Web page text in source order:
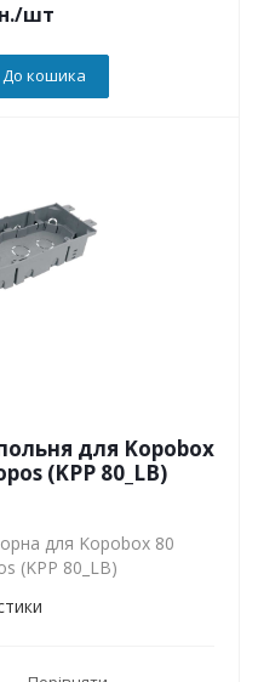
/шт
До кошика
для Kopobox
(KPP 80_LB)
для Kopobox 80
(KPP 80_LB)